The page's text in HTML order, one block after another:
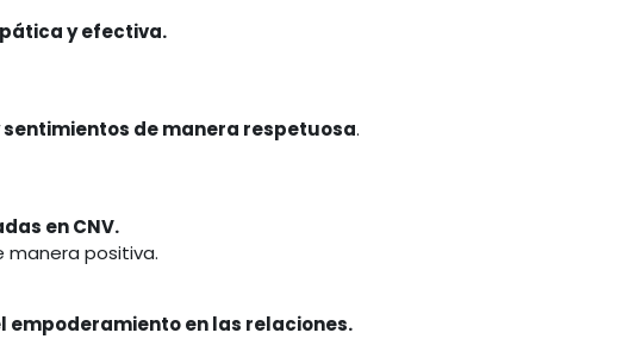
y efectiva.
de manera respetuosa.
en CNV.
manera positiva.
empoderamiento en las relaciones.